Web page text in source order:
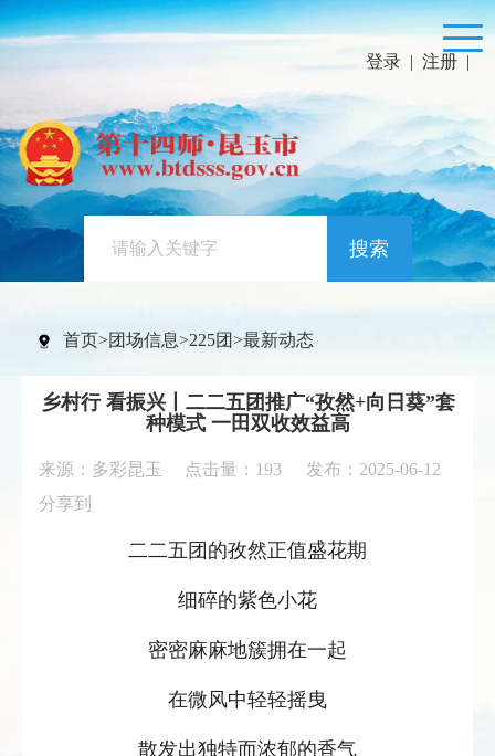
登录 | 注册 |
搜索
首页>团场信息>225团>最新动态
乡村行 看振兴丨二二五团推广“孜然+向日葵”套
种模式 一田双收效益高
来源：多彩昆玉 点击量： 193
发布：2025-06-12
分享到
二二五团的孜然正值盛花期
细碎的紫色小花
密密麻麻地簇拥在一起
在微风中轻轻摇曳
散发出独特而浓郁的香气